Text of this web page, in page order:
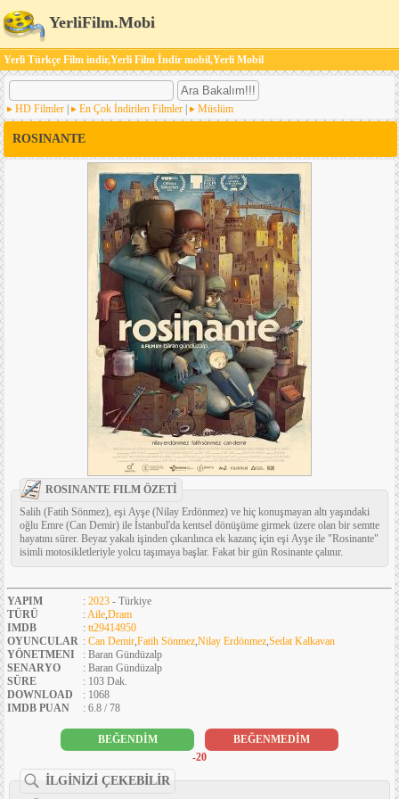
YerliFilm.Mobi
Yerli Türkçe Film indir,Yerli Film İndir mobil,Yerli Mobil
HD Filmler En Çok İndirilen Filmler Müslüm
ROSINANTE
ROSINANTE FILM ÖZETİ
Salih (Fatih Sönmez), eşi Ayşe (Nilay Erdönmez) ve hiç konuşmayan altı yaşındaki
oğlu Emre (Can Demir) ile İstanbul'da kentsel dönüşüme girmek üzere olan bir semtte
hayatını sürer. Beyaz yakalı işinden çıkarılınca ek kazanç için eşi Ayşe ile "Rosinante"
isimli motosikletleriyle yolcu taşımaya başlar. Fakat bir gün Rosinante çalınır.
YAPIM : 2023 - Türkiye
TÜRÜ
: Aile Dram
IMDB
: tt29414950
OYUNCULAR : Can Demir Fatih Sönmez Nilay Erdönmez Sedat Kalkavan
YÖNETMENI
: Baran Gündüzalp
SENARYO
: Baran Gündüzalp
SÜRE
: 103 Dak.
DOWNLOAD
: 1068
IMDB PUAN
: 6.8 / 78
BEĞENDİM
BEĞENMEDİM
-20
İLGİNİZİ ÇEKEBİLİR